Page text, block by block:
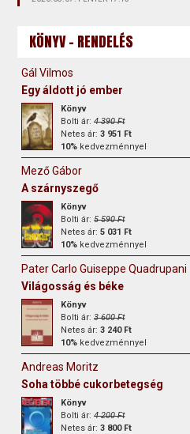
KÖNYV - RENDELÉS
Gál Vilmos
Egy áldott jó ember
Könyv
Bolti ár:4 390 Ft
Netes ár:3 951 Ft
10% kedvezménnyel
Mező Gábor
A szárnyszegő
Könyv
Bolti ár:5 590 Ft
Netes ár:5 031 Ft
10% kedvezménnyel
Pater Carlo Guiseppe Quadrupani
Világosság és béke
Könyv
Bolti ár:3 600 Ft
Netes ár:3 240 Ft
10% kedvezménnyel
Andreas Moritz
Soha többé cukorbetegség
Könyv
Bolti ár:4 200 Ft
Netes ár:3 800 Ft